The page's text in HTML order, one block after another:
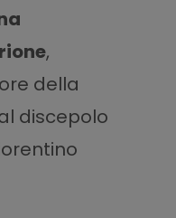
,
della
discepolo